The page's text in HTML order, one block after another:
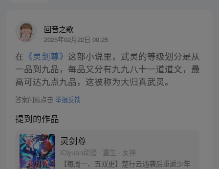
回音之歌
2025年02月22日 00:25
在 《灵剑尊》 这部小说里，武灵的等级划分是从
一品到九品，每品又分有九九八十一道道文，最
高可达九点九品，这被称为大归真武灵。
答案问题点击 举报反馈
提到的作品
灵剑尊
iCiyuan动漫 · 重生 · 女神
【每周一、五双更】楚行云遇袭后重返少年